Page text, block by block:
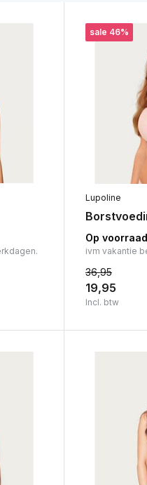
sale 46%
Lupoline
Op voorraad
ivm vakantie
36,95
19,95
Incl. btw